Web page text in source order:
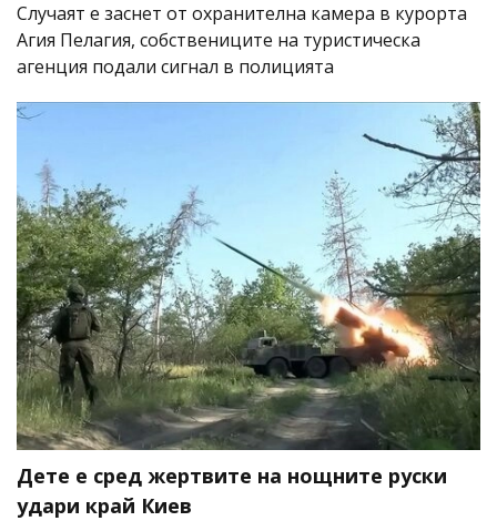
Случаят е заснет от охранителна камера в курорта
Агия Пелагия, собствениците на туристическа
агенция подали сигнал в полицията
Дете е сред жертвите на нощните руски
удари край Киев